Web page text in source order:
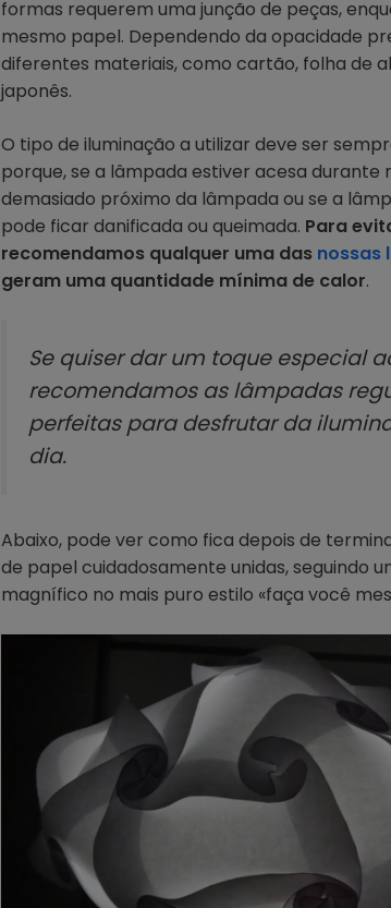
formas requerem uma junção de peças,
mesmo papel. Dependendo da opacidade
diferentes materiais, como cartão, folha de
japonês.
O tipo de iluminação a utilizar deve ser
porque, se a lâmpada estiver acesa
demasiado próximo da lâmpada ou se a
pode ficar danificada ou queimada. Para
recomendamos qualquer uma das nossas
geram uma quantidade mínima de calor.
Se quiser dar um toque especial
recomendamos as lâmpadas
perfeitas para desfrutar da
dia.
Abaixo, pode ver como fica depois de
de papel cuidadosamente unidas, seguindo
magnífico no mais puro estilo «faça você